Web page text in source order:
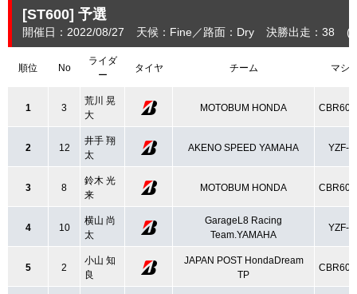
[ST600] 予選
開催日：2022/08/27 天候：Fine 路面：Dry 決勝出走：38
順位 No
ライダ
ー
タイヤ チーム マシ
1 3
荒川 晃
大
MOTOBUM HONDA
2 12
井手 翔
太
AKENO SPEED YAMAHA YZF-
3 8
鈴木 光
来
MOTOBUM HONDA
4 10
横山 尚
太
GarageL8 Racing
Team.YAMAHA
YZF-
5 2
小山 知
良
JAPAN POST HondaDream
TP